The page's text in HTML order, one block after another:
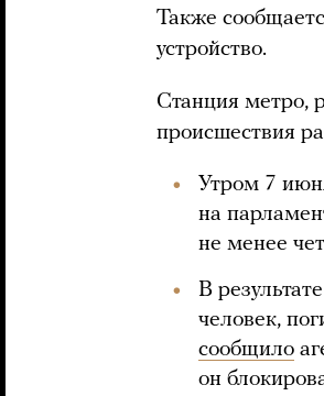
Также
устройство.
Станция метро,
происшествия
Утром 7
на
не менее
В
человек,
сообщило
он